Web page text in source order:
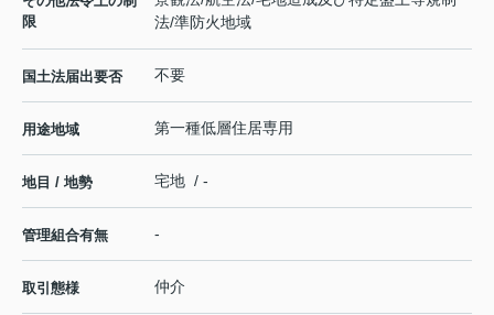
限
法/準防火地域
国土法届出要否 不要
用途地域 第一種低層住居専用
地目 / 地勢 宅地 / -
管理組合有無 -
取引態様 仲介